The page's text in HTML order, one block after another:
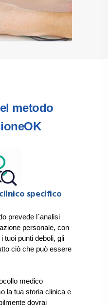
metodo
specifico
prevede l`analisi
personale, con
tuoi punti deboli, gli
ciò che può essere
medico
la tua storia clinica e
dovrai